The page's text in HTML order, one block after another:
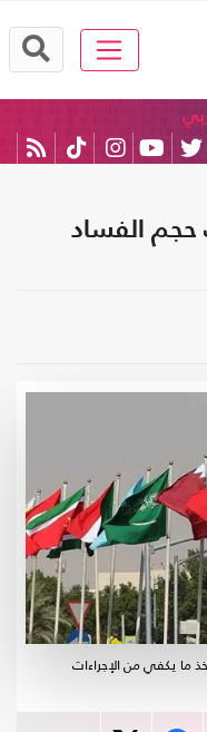
حجم الفساد
ما يكفي من الإجراءات